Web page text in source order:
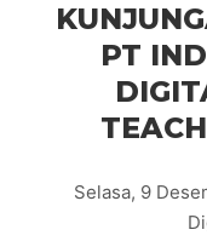
PT
Selasa, 9